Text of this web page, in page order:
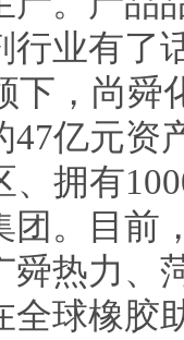
行业有了
下，尚舜
47亿元资
、拥有
团。目前
舜热力、
全球橡胶